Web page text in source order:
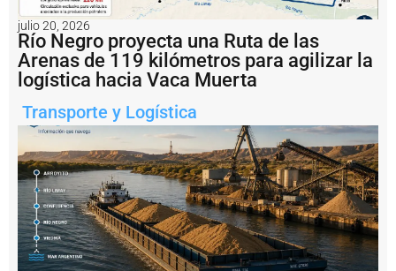
t
a
b
l
e
c
i
m
i
e
n
t
o
p
r
o
julio 20, 2026
Río Negro proyecta una Ruta de las
Arenas de 119 kilómetros para agilizar la
logística hacia Vaca Muerta
Transporte y Logística